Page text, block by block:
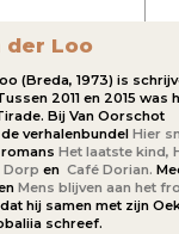
der Loo
(Breda, 1973) is
2011 en 2015 was
Bij Van Oorschot
verhalenbundel Hier
Het laatste kind,
Dorp en Café Dorian.
Mens blijven aan het
hij samen met zijn
schreef.